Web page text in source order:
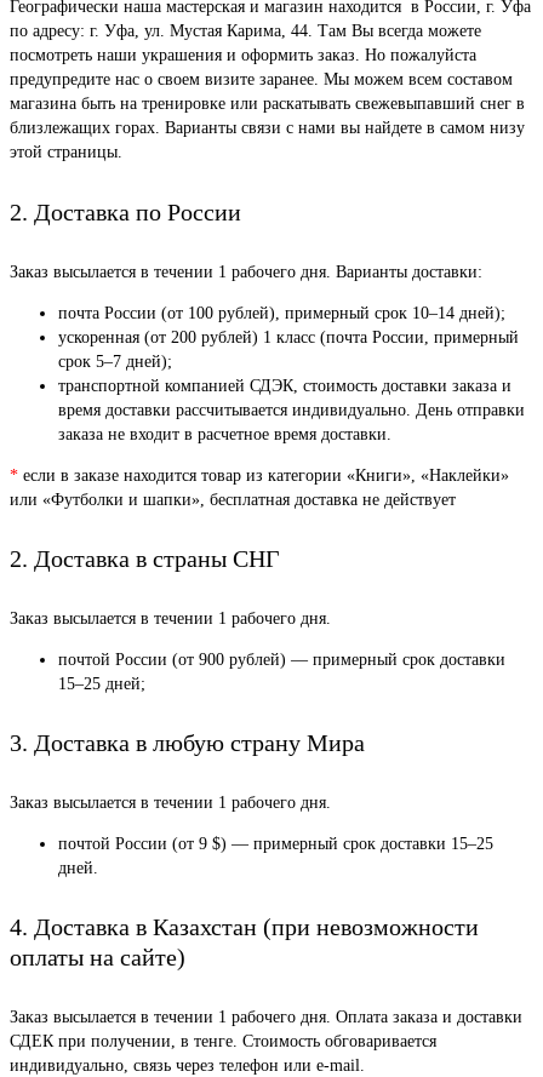
Географически наша мастерская и магазин находится в России, г. Уфа
по адресу: г. Уфа, ул. Мустая Карима, 44. Там Вы всегда можете
посмотреть наши украшения и оформить заказ. Но пожалуйста
предупредите нас о своем визите заранее. Мы можем всем составом
магазина быть на тренировке или раскатывать свежевыпавший снег в
близлежащих горах. Варианты связи с нами вы найдете в самом низу
этой страницы.
2. Доставка по России
Заказ высылается в течении 1 рабочего дня. Варианты доставки:
почта России (от 100 рублей), примерный срок 10–14 дней);
ускоренная (от 200 рублей) 1 класс (почта России, примерный
срок 5–7 дней);
транспортной компанией СДЭК, стоимость доставки заказа и
время доставки рассчитывается индивидуально. День отправки
заказа не входит в расчетное время доставки.
* если в заказе находится товар из категории «Книги», «Наклейки»
или «Футболки и шапки», бесплатная доставка не действует
2. Доставка в страны СНГ
Заказ высылается в течении 1 рабочего дня.
почтой России (от 900 рублей) — примерный срок доставки
15–25 дней;
3. Доставка в любую страну Мира
Заказ высылается в течении 1 рабочего дня.
почтой России (от 9 $) — примерный срок доставки 15–25
дней.
4. Доставка в Казахстан (при невозможности
оплаты на сайте)
Заказ высылается в течении 1 рабочего дня. Оплата заказа и доставки
СДЕК при получении, в тенге. Стоимость обговаривается
индивидуально, связь через телефон или e-mail.